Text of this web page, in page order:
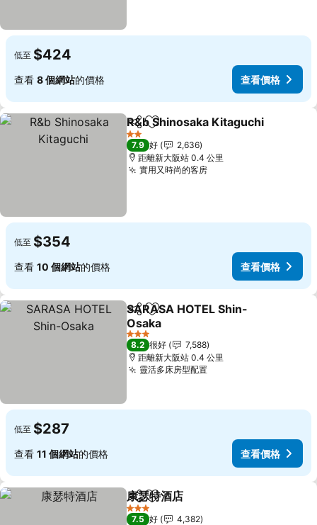
低至 $424
查看 8 個網站的價格 查看價格
分享 放到收藏夾
R&b Shinosaka Kitaguchi
2 星級
7.9 好
2,636
距離新大阪站 0.4 公里
實用又時尚的客房
低至 $354
查看 10 個網站的價格 查看價格
分享 放到收藏夾
SARASA HOTEL Shin-
Osaka
3 星級
8.2 很好
7,588
距離新大阪站 0.4 公里
靈活多床房型配置
低至 $287
查看 11 個網站的價格 查看價格
分享 放到收藏夾
康瑟特酒店
3 星級
7.5 好
4,382